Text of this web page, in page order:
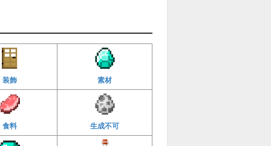
装飾 素材
食料 生成不可